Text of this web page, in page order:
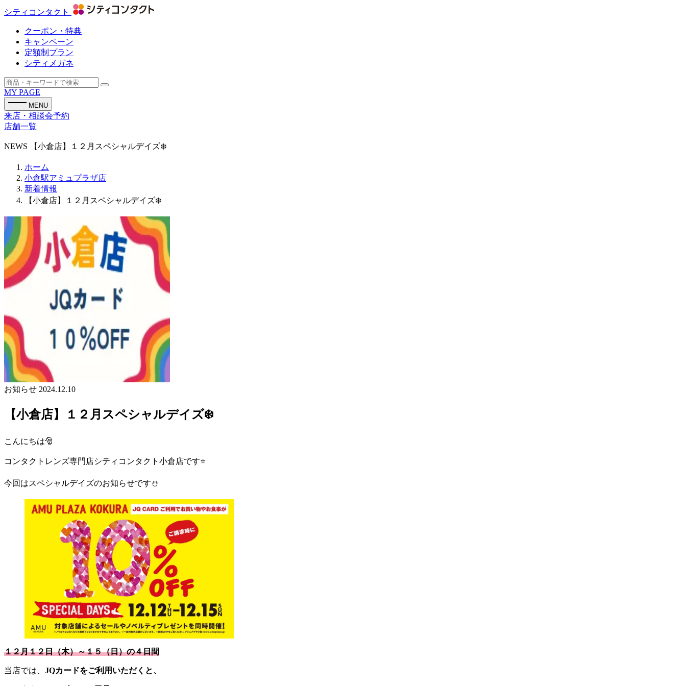
シティコンタクト
クーポン・特典
キャンペーン
定額制プラン
シティメガネ
MY PAGE
MENU
来店・相談会予約
店舗一覧
NEWS 【小倉店】１２月スペシャルデイズ❄️
ホーム
小倉駅アミュプラザ店
新着情報
【小倉店】１２月スペシャルデイズ❄️
お知らせ 2024.12.10
【小倉店】１２月スペシャルデイズ❄️
こんにちは🎅
コンタクトレンズ専門店シティコンタクト小倉店です⭐
今回はスペシャルデイズのお知らせです⛄
１２月１２日（木）～１５（日）の４日間
当店では、 JQカードをご利用いただくと、